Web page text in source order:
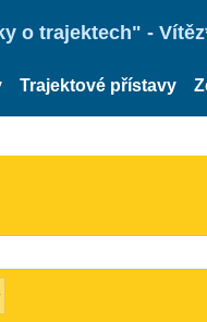
o trajektech" -
Trajektové přístavy